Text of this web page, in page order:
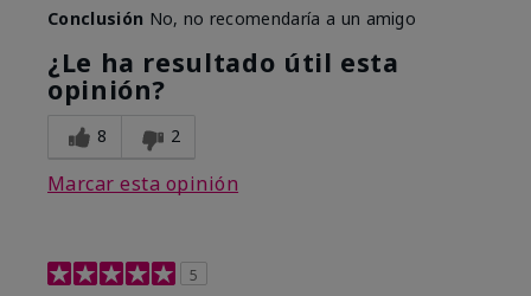
Conclusión No, no recomendaría a un amigo
¿Le ha resultado útil esta
opinión?
8 2
Marcar esta opinión
5